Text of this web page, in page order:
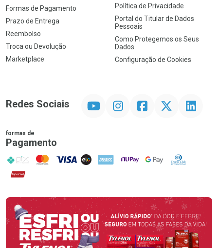
Formas de Pagamento
Prazo de Entrega
Reembolso
Troca ou Devolução
Marketplace
Política de Privacidade
Portal do Titular de Dados
Pessoais
Como Protegemos os Seus
Dados
Configuração de Cookies
Redes Sociais InstagramFacebook Linkedin
formas de
Pagamento
PIX MasterCard
VISA ELO AMEX NuPay Google PayDiners Club
Hipercard
Promoção em Destaque